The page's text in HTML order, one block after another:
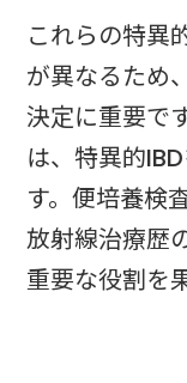
これらの特異
が異なるため
決定に重要で
は、特異的
す。便培養検
放射線治療歴
重要な役割を